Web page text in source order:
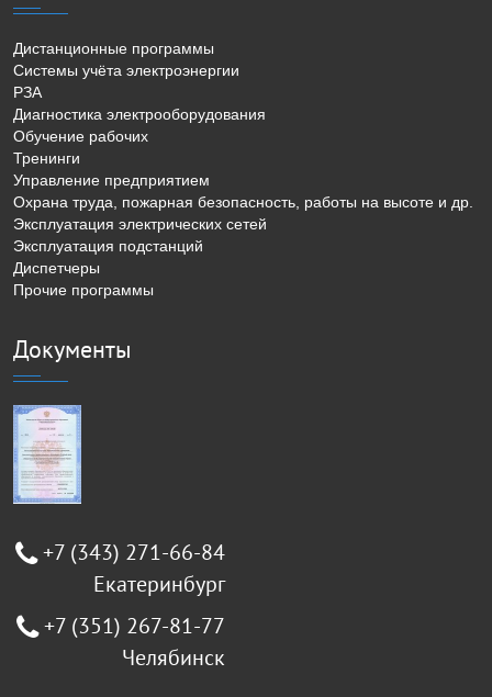
Дистанционные программы
Системы учёта электроэнергии
РЗА
Диагностика электрооборудования
Обучение рабочих
Тренинги
Управление предприятием
Охрана труда, пожарная безопасность, работы на высоте и др.
Эксплуатация электрических сетей
Эксплуатация подстанций
Диспетчеры
Прочие программы
Документы
+7 (343) 271-66-84
Екатеринбург
+7 (351) 267-81-77
Челябинск